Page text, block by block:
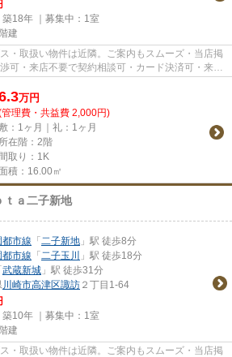
18年 ｜募集中： 1室
建
・取扱い物件は近隣。ご案内もスムーズ・当店掲
可・来店不要で契約相談可・カード決済可・来店
万円
管理費・共益費 2,000円)
敷：1ヶ月｜礼：1ヶ月
所在階：2階
間取り：1K
積：16.00㎡
ｔａ二子新地
市線 「二子新地 」駅 徒歩8分
市線 「二子玉川
」駅 徒歩18分
武蔵新城 」駅 徒歩31分
川崎市高津区諏訪 ２丁目1-64
10年 ｜募集中： 1室
建
・取扱い物件は近隣。ご案内もスムーズ・当店掲